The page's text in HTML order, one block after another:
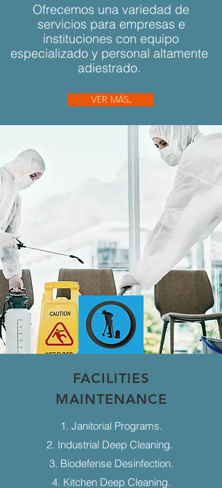
Ofrecemos una variedad de
servicios para empresas e
instituciones con equipo
especializado y personal altamente
adiestrado.
VER MÁS...
FACILITIES
MAINTENANCE
1. Janitorial Programs.
2. Industrial Deep Cleaning.
3. Biodefense Desinfection.
4. Kitchen Deep Cleaning.